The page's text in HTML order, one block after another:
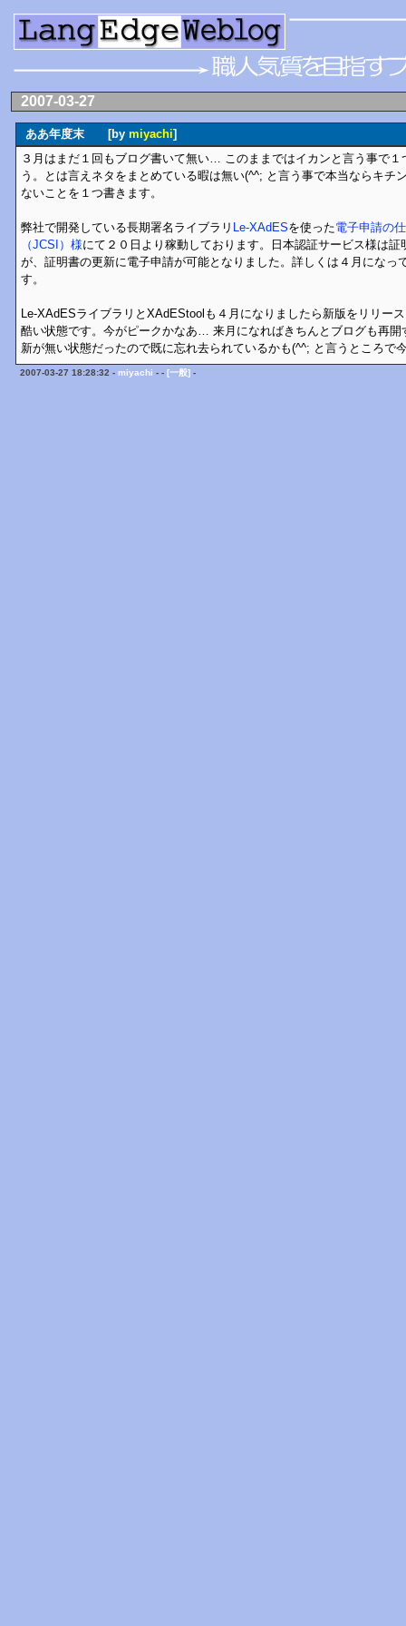
2007-03-27
ああ年度末 [by miyachi]
３月はまだ１回もブログ書いて無い… このままではイカンと言う事で
う。とは言えネタをまとめている暇は無い(^^; と言う事で本当ならキチ
ないことを１つ書きます。
弊社で開発している長期署名ライブラリ Le-XAdESを使った電子申請の
（JCSI）様にて２０日より稼動しております。日本認証サービス様は
が、証明書の更新に電子申請が可能となりました。詳しくは４月になっ
す。
Le-XAdESライブラリとXAdEStoolも４月になりましたら新版をリリー
酷い状態です。今がピークかなあ… 来月になればきちんとブログも再開
新が無い状態だったので既に忘れ去られているかも(^^; と言うところで
2007-03-27 18:28:32 - miyachi - - [一般] -